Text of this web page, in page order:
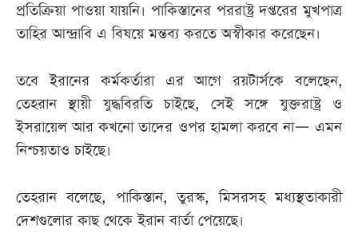
প্রতিক্রিয়া পাওয়া যায়নি। পাকিস্তানের পররাষ্ট্র দপ্তরের মুখপাত্র
তাহির আন্দ্রাবি এ বিষয়ে মন্তব্য করতে অস্বীকার করেছেন।
তবে ইরানের কর্মকর্তারা এর আগে রয়টার্সকে বলেছেন,
তেহরান স্থায়ী যুদ্ধবিরতি চাইছে, সেই সঙ্গে যুক্তরাষ্ট্র ও
ইসরায়েল আর কখনো তাদের ওপর হামলা করবে না— এমন
নিশ্চয়তাও চাইছে।
তেহরান বলেছে, পাকিস্তান, তুরস্ক, মিসরসহ মধ্যস্থতাকারী
দেশগুলোর কাছ থেকে ইরান বার্তা পেয়েছে।